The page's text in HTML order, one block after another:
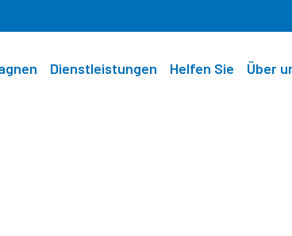
Dienstleistungen Helfen Sie Über